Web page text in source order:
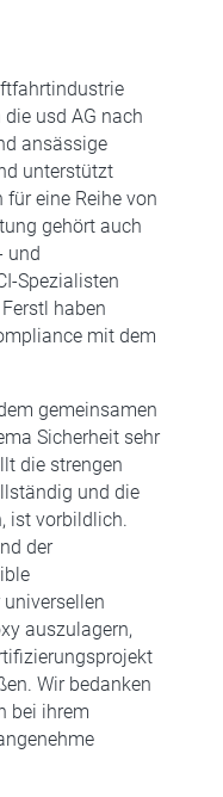
usd AG nach
ansässige
unterstützt
eine Reihe von
gehört auch
und
Spezialisten
haben
mit dem
gemeinsamen
Sicherheit sehr
die strengen
und die
ist vorbildlich.
der
auszulagern,
Wir bedanken
bei ihrem